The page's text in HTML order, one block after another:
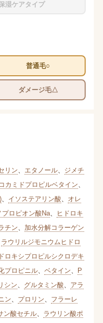
湿ケアタイプ
普通毛○
ダメージ毛△
リン エタノール、 ジメチ
コカミドプロピルベタイン
、 イソステアリン酸
オレ
プロピオン酸Na、
ヒドロキ
チン
加水分解コラーゲン
ラウリルジモニウムヒドロ
ロキシプロピルシクロデキ
プロピニル、 ベタイン
P
シン グルタミン酸
アラ
ン プロリン
フラーレ
ン酸セチル、 ラウリン酸ポ